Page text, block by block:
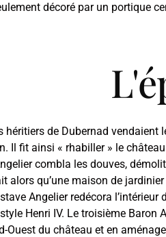
décoré par un portique
héritiers de Dubernad
Il fit ainsi « rhabiller » le
combla les douves,
alors qu’une maison de
Angelier redécora
Henri IV. Le troisième Baron
Ouest du château et en